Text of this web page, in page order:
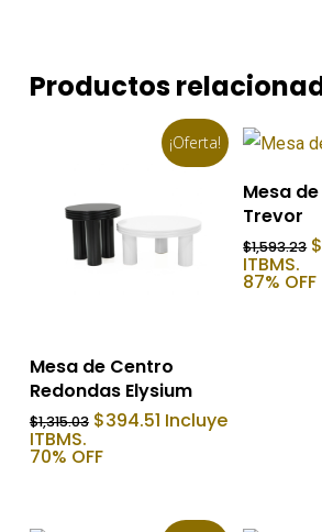
Productos
¡Oferta!
Añadir Al Carrito
Mesa de Centro
Redondas Elysium
$1,315.03 El
original
$394.51El
precio
Incluye
ITBMS.
70% OFF
Mesa
Trevor
$1,593.23 El
$
ITBMS.
87% OFF